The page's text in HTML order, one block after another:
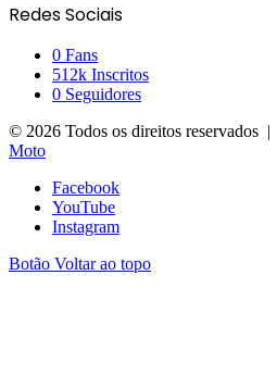
Redes Sociais
0 Fans
512k Inscritos
0 Seguidores
© 2026 Todos os direitos reservados
Moto
Facebook
YouTube
Instagram
Botão Voltar ao topo